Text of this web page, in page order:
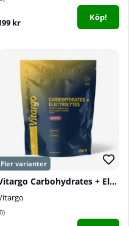
kr Köp!
Vitargo Carbohydrates + Electrolytes, 750 g
0